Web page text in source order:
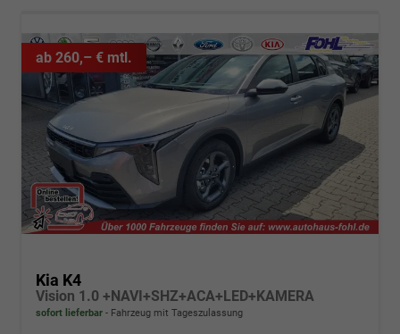
ab 260,– € mtl.
Kia K4
Vision 1.0 +NAVI+SHZ+ACA+LED+KAMERA
sofort lieferbar Fahrzeug mit Tageszulassung